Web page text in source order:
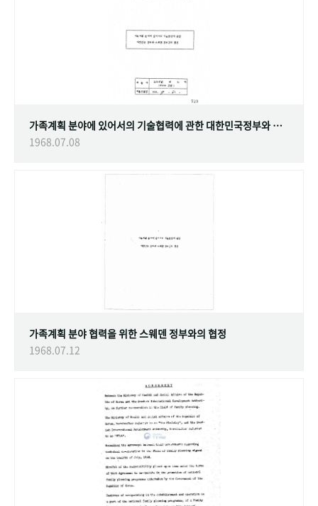
가족계획 분야에 있어서의 기술협력에 관한 대한민국정부와 스웨덴 정부간의 협정
1968.07.08
가족계획 분야 협력을 위한 스웨덴 정부와의 협정
1968.07.12